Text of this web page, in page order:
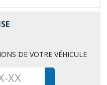
DE VOTRE VÉHICULE